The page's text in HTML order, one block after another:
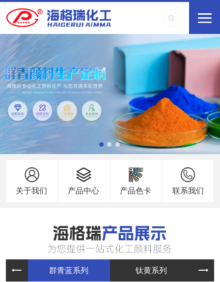
关于我们 产品中心 产品色卡 联系我们
群青蓝系 钛黄系列